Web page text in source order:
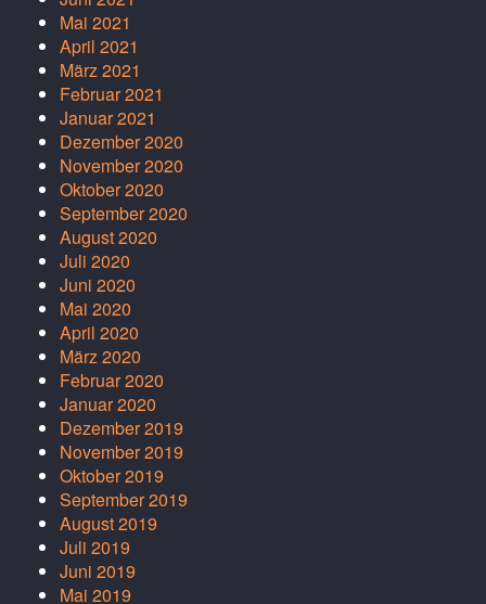
Mai 2021
April 2021
März 2021
Februar 2021
Januar 2021
Dezember 2020
November 2020
Oktober 2020
September 2020
August 2020
Juli 2020
Juni 2020
Mai 2020
April 2020
März 2020
Februar 2020
Januar 2020
Dezember 2019
November 2019
Oktober 2019
September 2019
August 2019
Juli 2019
Juni 2019
Mai 2019